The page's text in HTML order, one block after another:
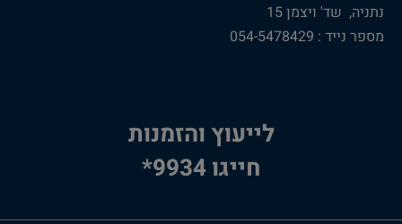
נתניה, שד' ויצמן 15
מספר נייד : 054-5478429
לייעוץ והזמנות
חייגו 9934*